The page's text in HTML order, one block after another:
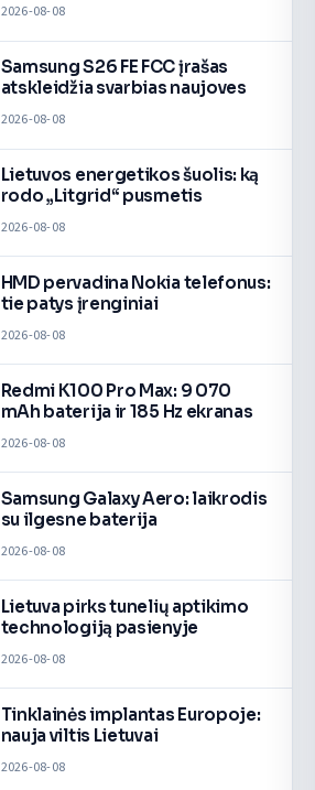
2026-08-08
Samsung S26 FE FCC įrašas
atskleidžia svarbias naujoves
2026-08-08
Lietuvos energetikos šuolis: ką
rodo „Litgrid“ pusmetis
2026-08-08
HMD pervadina Nokia telefonus:
tie patys įrenginiai
2026-08-08
Redmi K100 Pro Max: 9 070
mAh baterija ir 185 Hz ekranas
2026-08-08
Samsung Galaxy Aero: laikrodis
su ilgesne baterija
2026-08-08
Lietuva pirks tunelių aptikimo
technologiją pasienyje
2026-08-08
Tinklainės implantas Europoje:
nauja viltis Lietuvai
2026-08-08